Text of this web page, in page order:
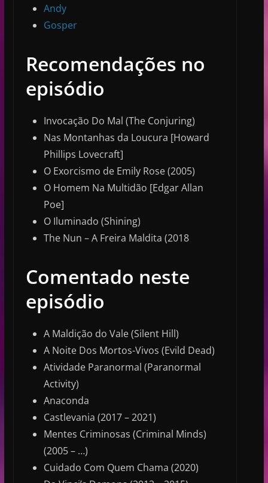
⁠⁠⁠Andy⁠⁠⁠
⁠⁠⁠Gosper⁠⁠⁠
Recomendações no
episódio
Invocação Do Mal (The Conjuring)
Nas Montanhas da Loucura [Howard
Phillips Lovecraft]
O Exorcismo de Emily Rose (2005)
O Homem Na Multidão [Edgar Allan
Poe]
O Iluminado (Shining)
The Nun – A Freira Maldita (2018
Comentado neste
episódio
A Maldição do Vale (Silent Hill)
A Noite Dos Mortos-Vivos (Evild Dead)
Atividade Paranormal (Paranormal
Activity)
Anaconda
Castlevania (2017 – 2021)
Mentes Criminosas (Criminal Minds)
(2005 – …)
Cuidado Com Quem Chama (2020)